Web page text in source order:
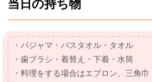
当日の持ち物
・パジャマ・バスタオル・タオル
・歯ブラシ・着替え・下着・水筒
・料理をする場合はエプロン、三角